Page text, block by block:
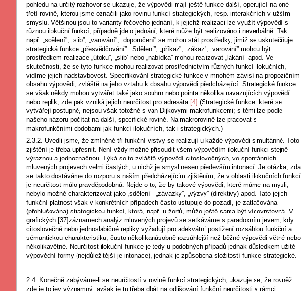
pohledu na určitý rozhovor se ukazuje, že výpovědi mají ještě funkce další, operující na oné
třetí rovině, kterou jsme označili jako rovinu funkcí strategických, resp. interakčních v užším
smyslu. Většinou jsou to varianty řečového jednání, k jejichž realizaci lze využít výpovědí s
různou ilokuční funkcí, případně jde o jednání, které může být realizováno i neverbálně. Tak
např. „sdělení”, „slib”, „varování”, „doporučení” se mohou stát prostředky, jimiž se uskutečňuje
strategická funkce „přesvědčování”. „Sdělení”, „příkaz”, „zákaz”, „varování” mohou být
prostředkem realizace „útoku”, „slib” nebo „nabídka” mohou realizovat „lákání” apod. Ve
skutečnosti, že se tyto funkce mohou realizovat prostřednictvím různých funkcí ilokučních,
vidíme jejich nadstavbovost. Specifikování strategické funkce v mnohém závisí na propozičním
obsahu výpovědi, zvláště na jeho vztahu k obsahu výpovědi předcházející. Strategické funkce
se však někdy mohou vytvářet také jako souhrn nebo pointa několika navazujících výpovědí
nebo replik; zde pak vzniká jejich neurčitost pro adresáta. [4] (Strategické funkce, které se
vytvářejí postupně, nejsou však totožné s van Dijkovými makrofunkcemi; s těmi lze podle
našeho názoru počítat na další, specifické rovině. Na makrorovině lze pracovat s
makrofunkčními obdobami jak funkcí ilokučních, tak i strategických.)
2.3.2. Uvedli jsme, že zmíněné tři funkční vrstvy se realizují u každé výpovědi simultánně. Toto
zjištění je třeba upřesnit. Není vždy možné přisoudit všem výpovědím ilokuční funkci stejně
výraznou a jednoznačnou. Týká se to zvláště výpovědí citoslovečných, ve spontánních
mluvených projevech velmi častých, u nichž je smysl nesen především intonací. Je otázka, zda
se takto dostáváme do rozporu s naším předcházejícím zjištěním, že v oblasti ilokučních funkcí
je neurčitost málo pravděpodobná. Nejde o to, že by takové výpovědi, které máme na mysli,
nebylo možné charakterizovat jako „sdělení”, „závazky”, „výzvy” (direktivy) apod. Tato jejich
funkční platnost však v konkrétních případech často ustupuje do pozadí, je zatlačována
(přehlušována) strategickou funkcí, která, např. u žertů, může ještě sama být vícevrstevná. V
grafických [37]záznamech analýz mluvených projevů se setkáváme s paradoxním jevem, kdy
citoslovečné nebo jednoslabičné repliky vyžadují pro adekvátní postižení rozsáhlou funkční a
sémantickou charakteristiku, často několikanásobně rozsáhlejší než běžné výpovědi větné nebo
několikavětné. Neurčitost ilokuční funkce je tedy u podobných případů jednak důsledkem užité
výpovědní formy (nejdůležitější je intonace), jednak je způsobena složitostí funkce strategické.
2.4. Konečně zabýváme-li se neurčitostí v rovině funkcí strategických, ukazuje se, že rovněž
zde je to jev významný, avšak je tu třeba dbát na odlišování funkční neurčitosti v rámci